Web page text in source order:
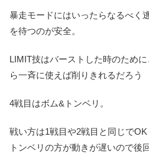
暴走モードにはいったらなるべく
を待つのが安全。
LIMIT技はバーストした時のため
ら一斉に使えば削りきれるだろう
4戦目はボム&トンベリ。
戦い方は1戦目や2戦目と同じでOK
トンベリの方が動きが遅いので後